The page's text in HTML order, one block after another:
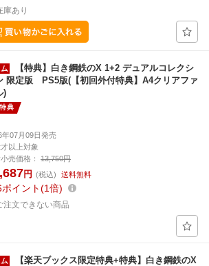
庫あり
【特典】白き鋼鉄のX 1+2 デュアルコレクシ
限定版 PS5版(【初回外付特典】A4クリアファ
)
特典
年07月09日発売
以上対象
売価格：
13,750円
円 (税込) 送料無料
ポイント 1倍
注文できない商品
【楽天ブックス限定特典+特典】白き鋼鉄のX